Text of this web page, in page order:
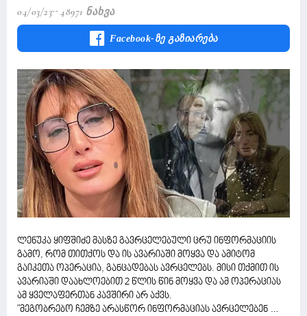
04/03/23 48971 Ნახვა
Facebook-Ზე Გაზიარება
ლენუკა ყიფშიძე მასზე გავრცელებული ცრუ ინფორმაციის
გამო, რომ თითქოს და ის ავარიაში მოყვა და ამიტომ
გაიკეთა ოპერაცია, განცადებას ავრცელებს. მისი თქმით ის
ავარიაში დაახლოებით 2 წლის წინ მოყვა და ამ ოპერაციას
ამ ყველაფერთან კავშირი არ აქვს.
"მეგობრებო ჩემზე არასწორ ინფორმაციას ავრცელებენ …